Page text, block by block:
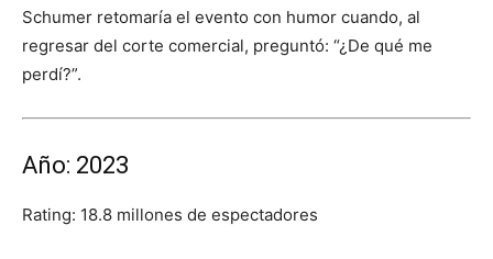
Schumer retomaría el evento con humor cuando, al
regresar del corte comercial, preguntó: “¿De qué me
perdí?”.
Año: 2023
Rating: 18.8 millones de espectadores